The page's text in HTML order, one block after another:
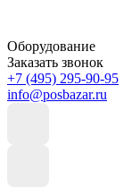
Оборудование
Заказать звонок
+7 (495) 295-90-95
info@posbazar.ru